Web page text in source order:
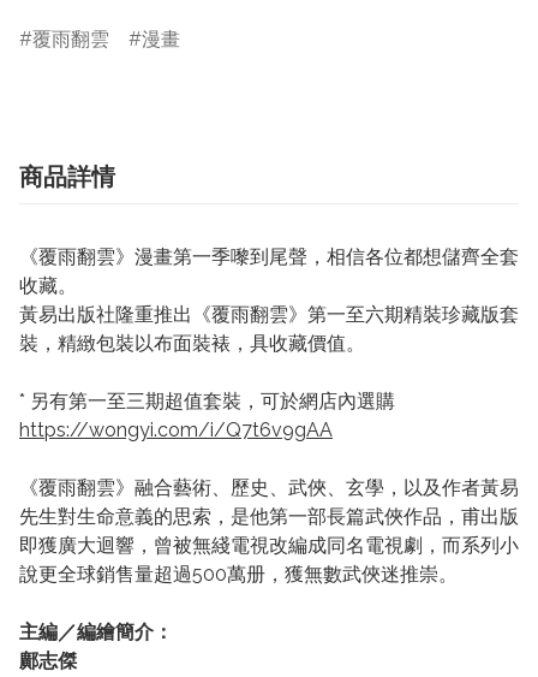
覆雨翻雲 漫畫
商品詳情
《覆雨翻雲》漫畫第一季嚟到尾聲，相信各位都想儲齊全套
收藏。
黃易出版社隆重推出《覆雨翻雲》第一至六期精裝珍藏版套
裝，精緻包裝以布面裝裱，具收藏價值。
* 另有第一至三期超值套裝，可於網店內選購
https://wongyi.com/i/Q7t6v9gAA
《覆雨翻雲》融合藝術、歷史、武俠、玄學，以及作者黃易
先生對生命意義的思索，是他第一部長篇武俠作品，甫出版
即獲廣大迴響，曾被無綫電視改編成同名電視劇，而系列小
說更全球銷售量超過500萬册，獲無數武俠迷推崇。
主編／編繪簡介：
鄺志傑